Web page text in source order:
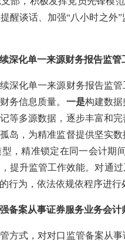
醒谈话、加强“八小时之
深化单一来源财务报告监管
化单一来源财务报告监管
务信息质量。 一是构建数据
等多源数据，逐步丰富和
岛，为精准监督提供坚实数
，精准锁定在同一会计期
提升监管工作效能。对通
行为，依法依规依程序进行
备案从事证券服务业务会
式，对对口监管备案从事